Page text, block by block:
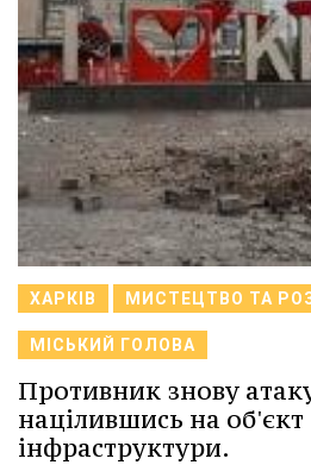
ХАРКІВ МИСТЕЦТВО ТА
МІСЬКИЙ ГОЛОВА
Противник знову
націлившись на об'єкт
інфраструктури.